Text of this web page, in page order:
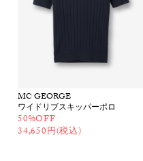
MC GEORGE
ワイドリブスキッパーポロ
50%OFF
34,650円(税込)